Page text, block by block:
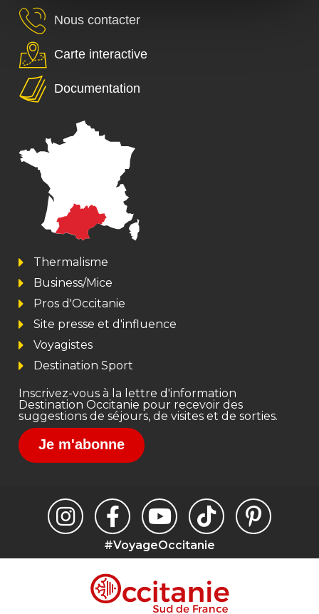
Nous contacter
Carte interactive
Documentation
Thermalisme
Business/Mice
Pros d'Occitanie
Site presse et d'influence
Voyagistes
Destination Sport
Inscrivez-vous à la lettre d'information
Destination Occitanie pour recevoir des
suggestions de séjours, de visites et de sorties.
Je m'abonne
#VoyageOccitanie